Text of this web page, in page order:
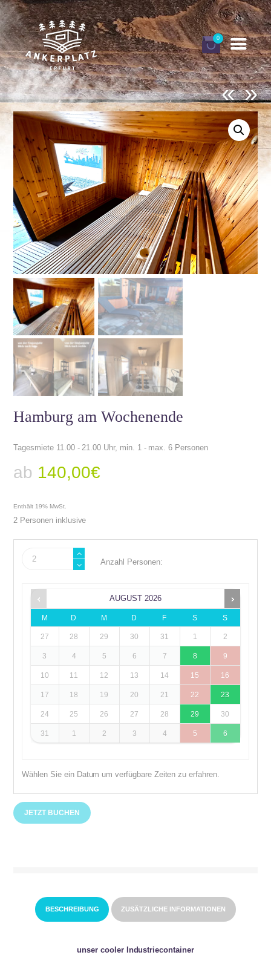
0
DEINE ANKERPLÄTZE
BUCHEN
GUTSCHEINE
INFORMATIONEN
FINNHÜTTEN URLAUB
MEIN KONTO
« »
Hamburg am Wochenende
Tagesmiete 11.00 - 21.00 Uhr, min. 1 - max. 6 Personen
ab 140,00€
Enthält 19% MwSt.
2 Personen inklusive
-
+
Anzahl Personen:
AUGUST 2026
M D M D F S S
27 28 29 30 31 1 2
3 4 5 6 7 8 9
10 11 12 13 14 15 16
17 18 19 20 21 22 23
24 25 26 27 28 29 30
31 1 2 3 4 5 6
Wählen Sie ein Datum um verfügbare Zeiten zu erfahren.
JETZT BUCHEN
BESCHREIBUNG ZUSÄTZLICHE INFORMATIONEN
unser cooler Industriecontainer